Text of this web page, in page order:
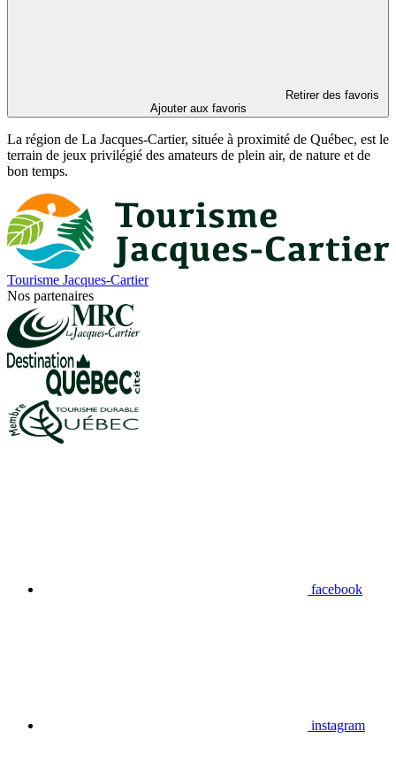
Retirer des favoris
Ajouter aux favoris
La région de La Jacques-Cartier, située à proximité de Québec, est le
terrain de jeux privilégié des amateurs de plein air, de nature et de
bon temps.
Tourisme Jacques-Cartier
Nos partenaires
facebook
instagram